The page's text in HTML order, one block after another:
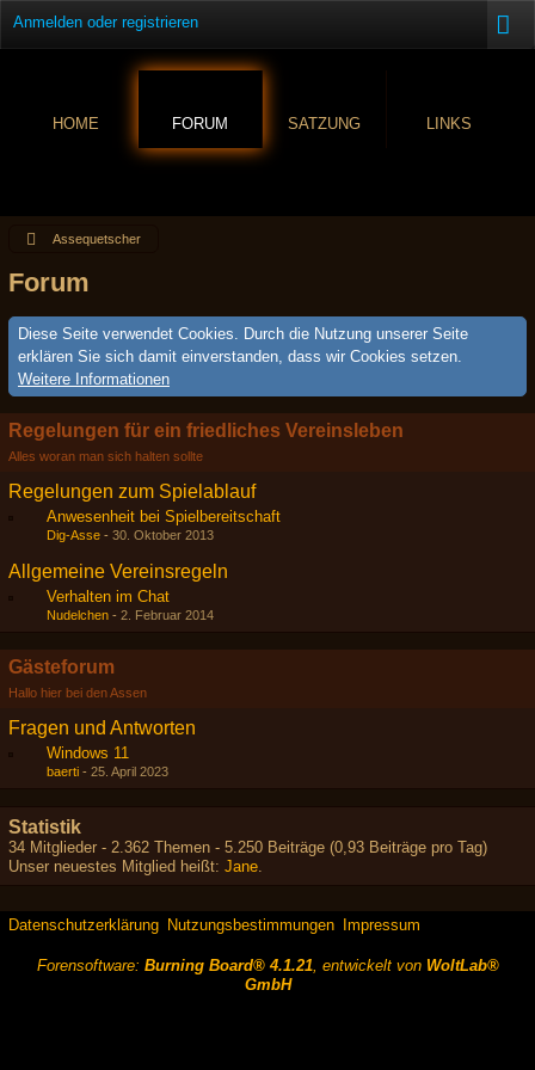
Anmelden oder registrieren
HOME FORUM SATZUNG LINKS
Assequetscher
Forum
Diese Seite verwendet Cookies. Durch die Nutzung unserer Seite
erklären Sie sich damit einverstanden, dass wir Cookies setzen.
Weitere Informationen
Regelungen für ein friedliches Vereinsleben
Alles woran man sich halten sollte
Regelungen zum Spielablauf
Anwesenheit bei Spielbereitschaft
Dig-Asse - 30. Oktober 2013
Allgemeine Vereinsregeln
Verhalten im Chat
Nudelchen - 2. Februar 2014
Gästeforum
Hallo hier bei den Assen
Fragen und Antworten
Windows 11
baerti - 25. April 2023
Statistik
34 Mitglieder - 2.362 Themen - 5.250 Beiträge (0,93 Beiträge pro Tag)
Unser neuestes Mitglied heißt: Jane.
Datenschutzerklärung Nutzungsbestimmungen Impressum
Forensoftware: Burning Board® 4.1.21, entwickelt von WoltLab®
GmbH